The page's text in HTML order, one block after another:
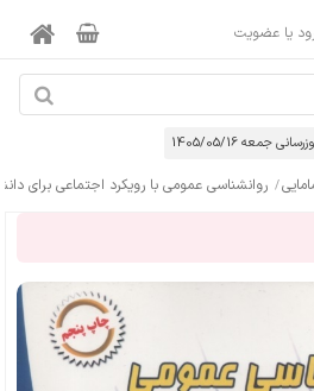
یا عضویت
جمعه 1405/05/16
روانشناسی عمومی با رویکرد اجتماعی برای